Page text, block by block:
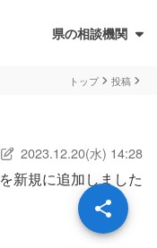
県の相談機関
トップ 投稿
2023.12.20(水) 14:28
を新規に追加しました